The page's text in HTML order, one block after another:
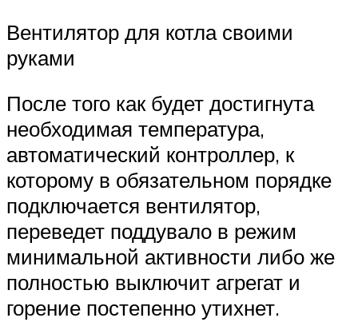
Вентилятор для котла своими
руками
После того как будет достигнута
необходимая температура,
автоматический контроллер, к
которому в обязательном порядке
подключается вентилятор,
переведет поддувало в режим
минимальной активности либо же
полностью выключит агрегат и
горение постепенно утихнет.